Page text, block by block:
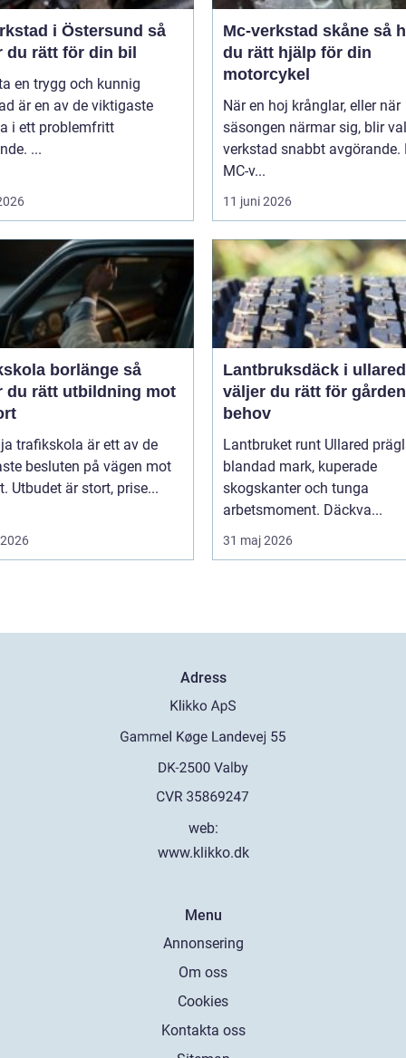
i Östersund så
du rätt för din bil
en trygg och kunnig
är en av de viktigaste
i ett problemfritt
...
Mc-verkstad skåne så hittar
du rätt hjälp för din
motorcykel
När en hoj krånglar, eller när
säsongen närmar sig, blir
verkstad snabbt avgörande.
MC-v...
11 juni 2026
borlänge så
du rätt utbildning mot
trafikskola är ett av de
besluten på vägen mot
Utbudet är stort, prise...
Lantbruksdäck i ullared
väljer du rätt för
behov
Lantbruket runt Ullared
blandad mark, kuperade
skogskanter och tunga
arbetsmoment. Däckva...
31 maj 2026
Adress
web:
www.klikko.dk
Menu
Annonsering
Om oss
Cookies
Kontakta oss